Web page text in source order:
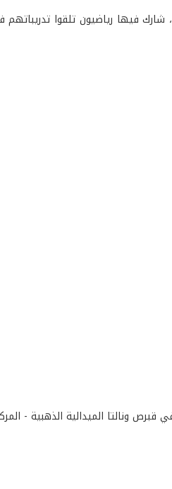
شارك فيها رياضيون تلقوا
ونالتا الميدالية الذهبية -